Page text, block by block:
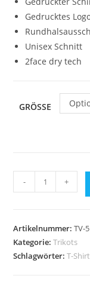
Gedrucktes
Unisex Schnitt
2face dry tech
GRÖSSE
Trikot
Langarm
ROT
Menge
- +
Artikelnummer:TV-
Kategorie:Trikots
Schlagwörter:T-Shirt